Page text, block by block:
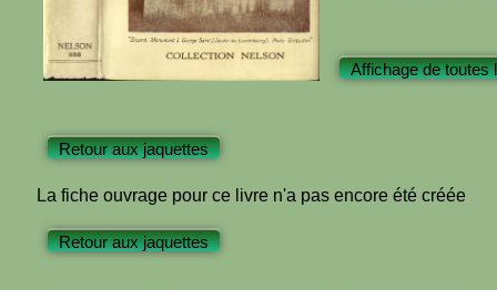
Affichage de toutes
Retour aux jaquettes
La fiche ouvrage pour ce livre n'a pas encore été créée
Retour aux jaquettes